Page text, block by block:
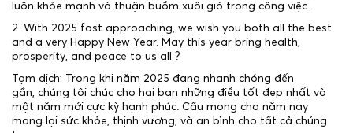
luôn khỏe mạnh và thuận buồm xuôi gió trong công việc.
2. With 2025 fast approaching, we wish you both all the best
and a very Happy New Year. May this year bring health,
prosperity, and peace to us all ?
Tạm dịch: Trong khi năm 2025 đang nhanh chóng đến
gần, chúng tôi chúc cho hai bạn những điều tốt đẹp nhất và
một năm mới cực kỳ hạnh phúc. Cầu mong cho năm nay
mang lại sức khỏe, thịnh vượng, và an bình cho tất cả chúng